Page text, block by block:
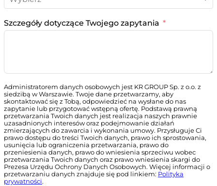
Szczegóły dotyczące Twojego zapytania
Administratorem danych osobowych jest KR GROUP Sp. z o.o. z
siedzibą w Warszawie. Twoje dane przetwarzamy, aby
skontaktować się z Tobą, odpowiedzieć na wysłane do nas
zapytanie lub przygotować wstępną ofertę. Podstawą prawną
przetwarzania Twoich danych jest realizacja naszych prawnie
uzasadnionych interesów oraz podejmowanie działań
zmierzających do zawarcia i wykonania umowy. Przysługuje Ci
prawo dostępu do treści Twoich danych, prawo ich sprostowania,
usunięcia lub ograniczenia przetwarzania, prawo do
przeniesienia danych, prawo do wniesienia sprzeciwu wobec
przetwarzania Twoich danych oraz prawo wniesienia skargi do
Prezesa Urzędu Ochrony Danych Osobowych. Więcej informacji o
przetwarzaniu danych znajduje się pod linkiem: Polityka
prywatności.